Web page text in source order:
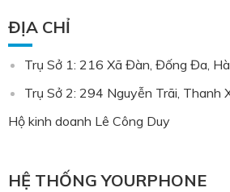
ĐỊA CHỈ
Trụ Sở 1: 216 Xã Đàn, Đống Đa,
Trụ Sở 2: 294 Nguyễn Trãi, Thanh
Hộ kinh doanh Lê Công Duy
HỆ THỐNG YOURPHONE